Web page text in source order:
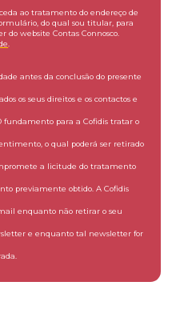
ao tratamento do endereço de
do qual sou titular, para
do website Contas Connosco.
antes da conclusão do presente
os seus direitos e os contactos e
fundamento para a Cofidis tratar o
o qual poderá ser retirado
a licitude do tratamento
previamente obtido. A Cofidis
enquanto não retirar o seu
e enquanto tal newsletter for